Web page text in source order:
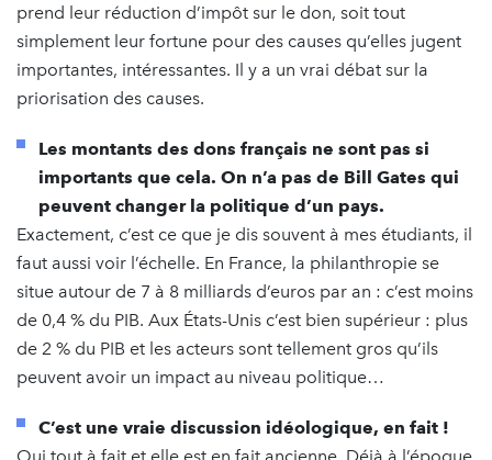
prend leur réduction d’impôt sur le don, soit tout
simplement leur fortune pour des causes qu’elles jugent
importantes, intéressantes. Il y a un vrai débat sur la
priorisation des causes.
Les montants des dons français ne sont pas si
importants que cela. On n’a pas de Bill Gates qui
peuvent changer la politique d’un pays.
Exactement, c’est ce que je dis souvent à mes étudiants, il
faut aussi voir l’échelle. En France, la philanthropie se
situe autour de 7 à 8 milliards d’euros par an : c’est moins
de 0,4 % du PIB. Aux États-Unis c’est bien supérieur : plus
de 2 % du PIB et les acteurs sont tellement gros qu’ils
peuvent avoir un impact au niveau politique…
C’est une vraie discussion idéologique, en fait !
Oui tout à fait et elle est en fait ancienne. Déjà à l’époque